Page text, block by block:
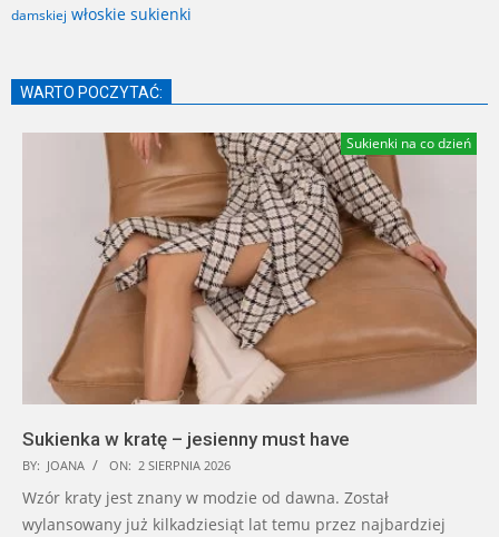
damskiej włoskie sukienki
WARTO POCZYTAĆ:
Sukienki na co dzień
Sukienka w kratę – jesienny must have
BY: JOANA ON: 2 SIERPNIA 2026
Wzór kraty jest znany w modzie od dawna. Został
wylansowany już kilkadziesiąt lat temu przez najbardziej